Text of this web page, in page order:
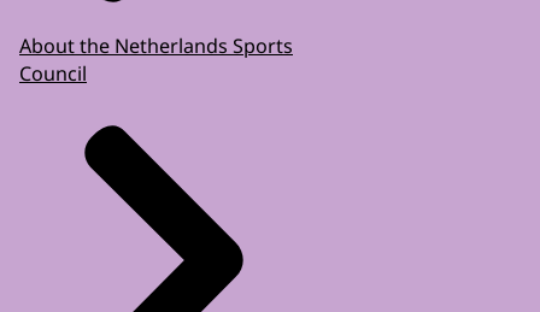
About the Netherlands Sports
Council